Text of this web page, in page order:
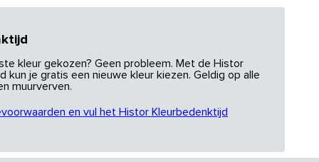
kleur gekozen? Geen probleem. Met de Histor
kun je gratis een nieuwe kleur kiezen. Geldig op alle
muurverven.
en vul het Histor Kleurbedenktijd